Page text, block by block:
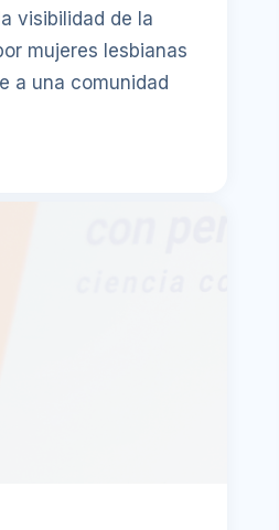
visibilidad de la
mujeres lesbianas
a una comunidad